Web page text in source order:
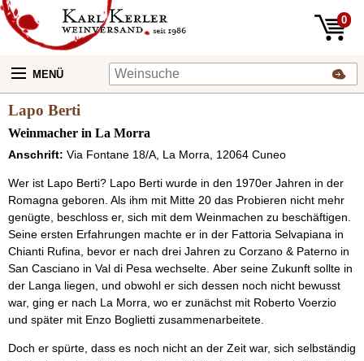
0
MENÜ
Lapo Berti
Weinmacher in La Morra
Anschrift: Via Fontane 18/A, La Morra, 12064 Cuneo
Wer ist Lapo Berti? Lapo Berti wurde in den 1970er Jahren in der
Romagna geboren. Als ihm mit Mitte 20 das Probieren nicht mehr
genügte, beschloss er, sich mit dem Weinmachen zu beschäftigen.
Seine ersten Erfahrungen machte er in der Fattoria Selvapiana in
Chianti Rufina, bevor er nach drei Jahren zu Corzano & Paterno in
San Casciano in Val di Pesa wechselte. Aber seine Zukunft sollte in
der Langa liegen, und obwohl er sich dessen noch nicht bewusst
war, ging er nach La Morra, wo er zunächst mit Roberto Voerzio
und später mit Enzo Boglietti zusammenarbeitete.
Doch er spürte, dass es noch nicht an der Zeit war, sich selbständig